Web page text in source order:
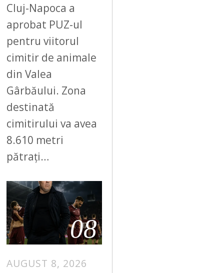
Cluj-Napoca a
aprobat PUZ-ul
pentru viitorul
cimitir de animale
din Valea
Gârbăului. Zona
destinată
cimitirului va avea
8.610 metri
pătrați…
08
AUGUST 8, 2026